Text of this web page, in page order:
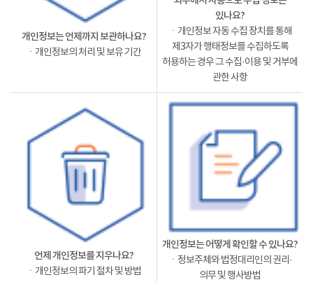
개인정보는 언제까지 보관하나요?
ㆍ개인정보의 처리 및 보유 기간
있나요?
ㆍ개인정보 자동 수집 장치를 통해
제3자가 행태정보를 수집하도록
허용하는 경우 그 수집·이용 및 거부에
관한 사항
언제 개인정보를 지우나요?
ㆍ개인정보의 파기 절차 및 방법
개인정보는 어떻게 확인할 수 있나요?
ㆍ정보주체와 법정대리인의 권리·
의무 및 행사방법